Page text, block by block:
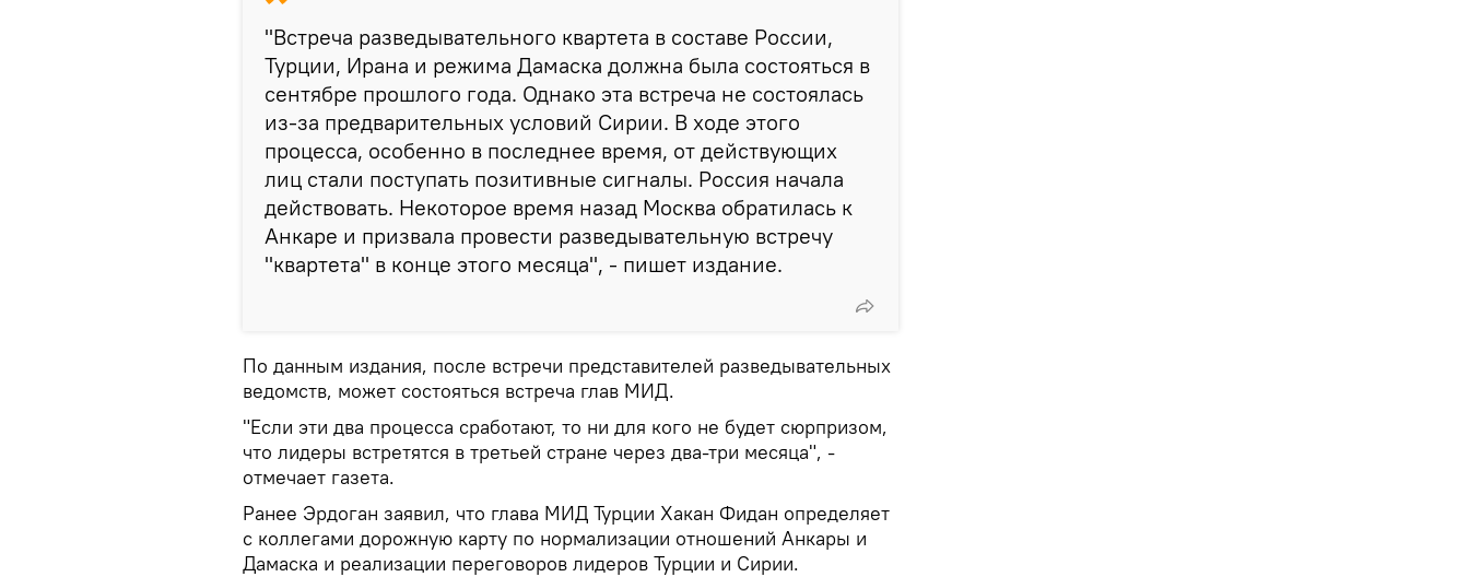
"Встреча разведывательного квартета в составе России,
Турции, Ирана и режима Дамаска должна была состояться в
сентябре прошлого года. Однако эта встреча не состоялась
из-за предварительных условий Сирии. В ходе этого
процесса, особенно в последнее время, от действующих
лиц стали поступать позитивные сигналы. Россия начала
действовать. Некоторое время назад Москва обратилась к
Анкаре и призвала провести разведывательную встречу
"квартета" в конце этого месяца", - пишет издание.
По данным издания, после встречи представителей разведывательных
ведомств, может состояться встреча глав МИД.
"Если эти два процесса сработают, то ни для кого не будет сюрпризом,
что лидеры встретятся в третьей стране через два-три месяца", -
отмечает газета.
Ранее Эрдоган заявил, что глава МИД Турции Хакан Фидан определяет
с коллегами дорожную карту по нормализации отношений Анкары и
Дамаска и реализации переговоров лидеров Турции и Сирии.